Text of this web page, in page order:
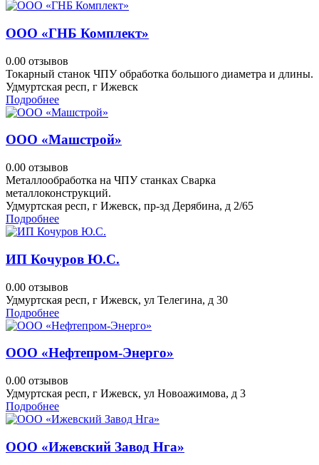
ООО «ГНБ Комплект»
0.00 отзывов
Токарный станок ЧПУ обработка большого диаметра и длины.
Удмуртская респ, г Ижевск
Подробнее
ООО «Машстрой»
0.00 отзывов
Металлообработка на ЧПУ станках Сварка
металлоконструкций.
Удмуртская респ, г Ижевск, пр-зд Дерябина, д 2/65
Подробнее
ИП Кочуров Ю.С.
0.00 отзывов
Удмуртская респ, г Ижевск, ул Телегина, д 30
Подробнее
ООО «Нефтепром-Энерго»
0.00 отзывов
Удмуртская респ, г Ижевск, ул Новоажимова, д 3
Подробнее
ООО «Ижевский Завод Нга»